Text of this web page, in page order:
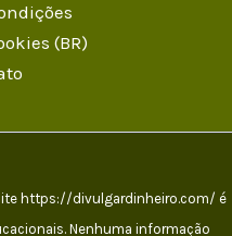
(BR)
https://divulgardinheiro.com/ é
Nenhuma informação